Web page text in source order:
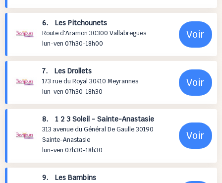
6. Les Pitchounets
Route d'Aramon 30300 Vallabregues
lun-ven 07h30-18h00
Voir
7. Les Drollets
173 rue du Royal 30410 Meyrannes
lun-ven 07h30-18h30
Voir
8. 1 2 3 Soleil - Sainte-Anastasie
313 avenue du Général De Gaulle 30190
Sainte-Anastasie
lun-ven 07h30-18h30
Voir
9. Les Bambins